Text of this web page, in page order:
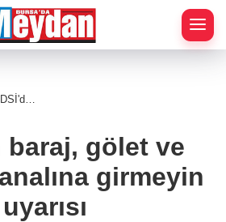
DSİ'den
sulama
kanalına
uyarısı
baraj, gölet ve
girmeyin
uyarısı